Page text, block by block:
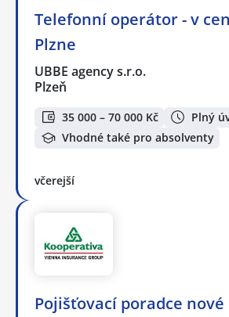
Telefonní operátor - v
Plzne
UBBE agency s.r.o.
Plzeň
35 000 – 70 000 Kč
Plný
Vhodné také pro absolventy
včerejší
Pojišťovací poradce nové